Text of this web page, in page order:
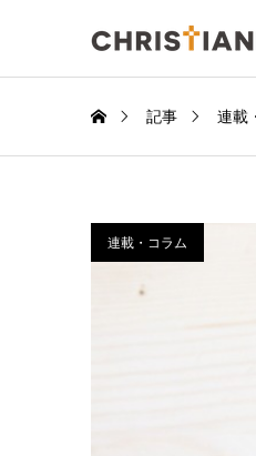
記事 連載
連載・コラム